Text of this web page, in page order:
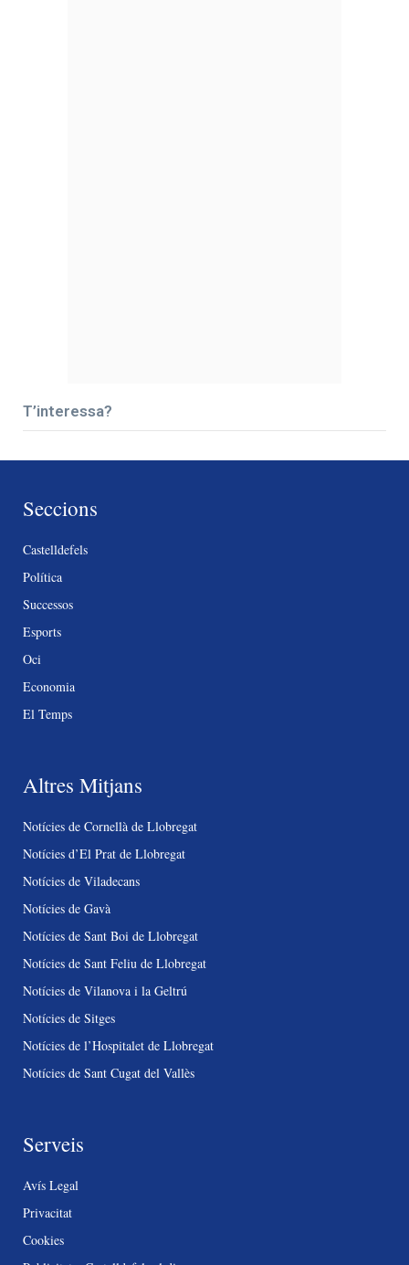
T’interessa?
Seccions
Castelldefels
Política
Successos
Esports
Oci
Economia
El Temps
Altres Mitjans
Notícies de Cornellà de Llobregat
Notícies d’El Prat de Llobregat
Notícies de Viladecans
Notícies de Gavà
Notícies de Sant Boi de Llobregat
Notícies de Sant Feliu de Llobregat
Notícies de Vilanova i la Geltrú
Notícies de Sitges
Notícies de l’Hospitalet de Llobregat
Notícies de Sant Cugat del Vallès
Serveis
Avís Legal
Privacitat
Cookies